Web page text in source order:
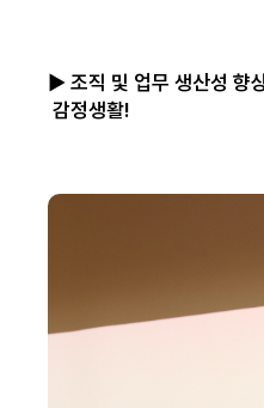
▶ 조직 및 업무 생산성 향
감정생활!